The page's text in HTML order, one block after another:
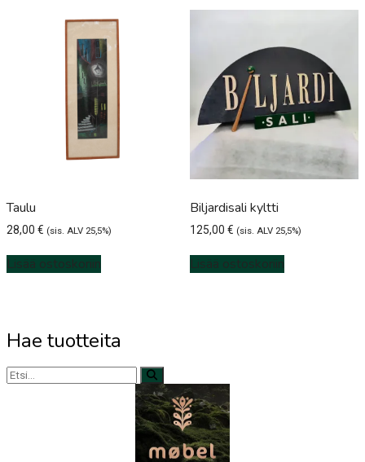
Taulu
28,00 € (sis. ALV 25,5%)
Lisää ostoskoriin
Biljardisali kyltti
125,00 € (sis. ALV 25,5%)
Lisää ostoskoriin
Hae tuotteita